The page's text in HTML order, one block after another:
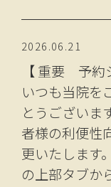
2026.06.21
【 重要 予約
いつも当院を
とうございま
者様の利便性
更いたします
の上部タブか